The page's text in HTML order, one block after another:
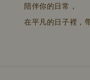
陪伴你的日常，
在平凡的日子裡，